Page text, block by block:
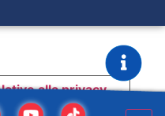
alla privacy